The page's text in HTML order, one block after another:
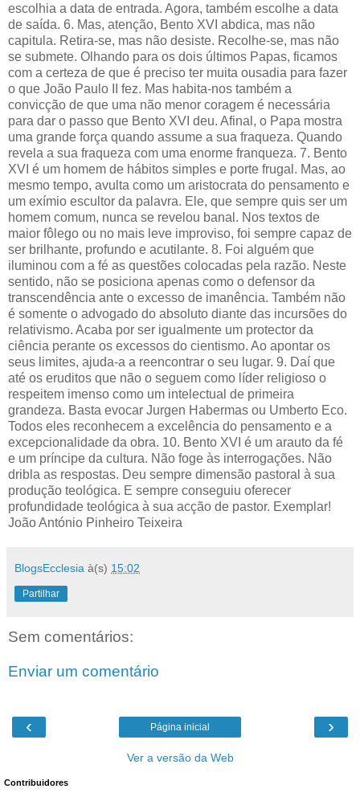
escolhia a data de entrada. Agora, também escolhe a data
de saída. 6. Mas, atenção, Bento XVI abdica, mas não
capitula. Retira-se, mas não desiste. Recolhe-se, mas não
se submete. Olhando para os dois últimos Papas, ficamos
com a certeza de que é preciso ter muita ousadia para fazer
o que João Paulo II fez. Mas habita-nos também a
convicção de que uma não menor coragem é necessária
para dar o passo que Bento XVI deu. Afinal, o Papa mostra
uma grande força quando assume a sua fraqueza. Quando
revela a sua fraqueza com uma enorme franqueza. 7. Bento
XVI é um homem de hábitos simples e porte frugal. Mas, ao
mesmo tempo, avulta como um aristocrata do pensamento e
um exímio escultor da palavra. Ele, que sempre quis ser um
homem comum, nunca se revelou banal. Nos textos de
maior fôlego ou no mais leve improviso, foi sempre capaz de
ser brilhante, profundo e acutilante. 8. Foi alguém que
iluminou com a fé as questões colocadas pela razão. Neste
sentido, não se posiciona apenas como o defensor da
transcendência ante o excesso de imanência. Também não
é somente o advogado do absoluto diante das incursões do
relativismo. Acaba por ser igualmente um protector da
ciência perante os excessos do cientismo. Ao apontar os
seus limites, ajuda-a a reencontrar o seu lugar. 9. Daí que
até os eruditos que não o seguem como líder religioso o
respeitem imenso como um intelectual de primeira
grandeza. Basta evocar Jurgen Habermas ou Umberto Eco.
Todos eles reconhecem a excelência do pensamento e a
excepcionalidade da obra. 10. Bento XVI é um arauto da fé
e um príncipe da cultura. Não foge às interrogações. Não
dribla as respostas. Deu sempre dimensão pastoral à sua
produção teológica. E sempre conseguiu oferecer
profundidade teológica à sua acção de pastor. Exemplar!
João António Pinheiro Teixeira
BlogsEcclesia à(s) 15:02
Partilhar
Sem comentários:
Enviar um comentário
‹ ›
Página inicial
Ver a versão da Web
Contribuidores